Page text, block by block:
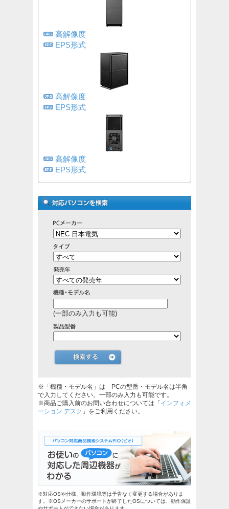
高解像度
EPS形式
高解像度
EPS形式
高解像度
EPS形式
(一部のみ入力も可能)
※「機種・モデル名」は PCの型番・モデル名は半角
で入力してください。一部のみ入力も可能です。
※商品ご購入前のお問い合わせについては「インフォメ
ーション デスク 」をご利用ください。
※対応OSや仕様、動作環境等は予告なく変更する場合がありま
す。※OSメーカーのサポートが終了したOSについては、動作保証